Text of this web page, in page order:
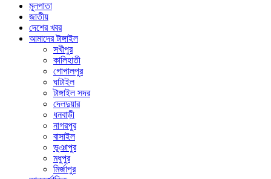
মূলপাতা
জাতীয়
দেশের খবর
আমাদের টাঙ্গাইল
সখীপুর
কালিহাতী
গোপালপুর
ঘাটাইল
টাঙ্গাইল সদর
দেলদুয়ার
ধনবাড়ী
নাগরপুর
বাসাইল
ভূঞাপুর
মধুপুর
মির্জাপুর